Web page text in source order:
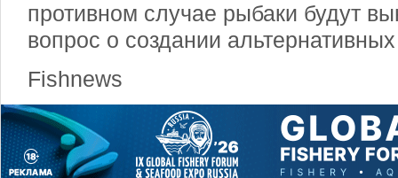
противном случае рыбаки будут
вопрос о создании
Fishnews